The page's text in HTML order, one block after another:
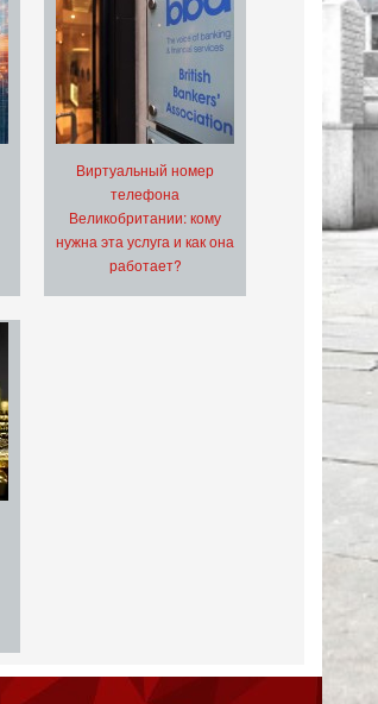
Виртуальный номер
телефона
Великобритании: кому
нужна эта услуга и как она
работает?